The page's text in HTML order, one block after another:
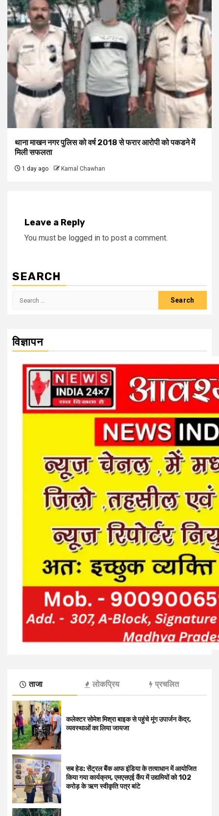
थाना माखन नगर पुलिस को वर्ष 2018 से फरार आरोपी को पकडने में
मिली सफलता
1 day ago Kamal Chawhan
Leave a Reply
You must be logged in to post a comment.
SEARCH
Search
विज्ञापन
ताजा लोकप्रिय प्रचलित
कलेक्टर सोमेश मिश्रा बाइक से पहुंचे मूंग उपार्जन केंद्र,
व्यवस्थाओं का लिया जायजा
सब हेड: सेंट्रल बैंक आफ इंडिया के तत्वाधान में आयोजित
किया गया कार्यक्रम, एमएसएई कैंप में उद्यमियों को 102
करोड़ के ऋण स्वीकृति पत्र बांटे